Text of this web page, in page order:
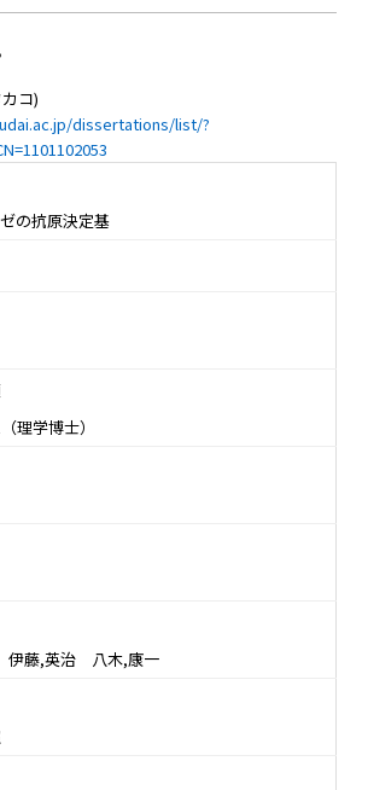
コ)
dissertations/list/?
の抗原決定基
理学博士）
伊藤,英治 八木,康一